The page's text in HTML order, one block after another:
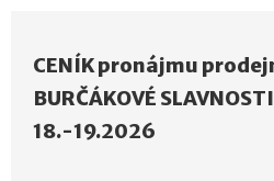
CENÍK pronájmu
BURČÁKOVÉ SLAVNOSTI
18.-19.2026